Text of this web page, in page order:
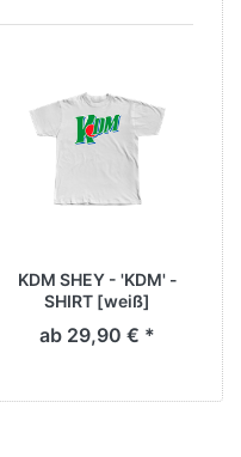
KDM SHEY - 'KDM' -
SHIRT [weiß]
ab 29,90 € *